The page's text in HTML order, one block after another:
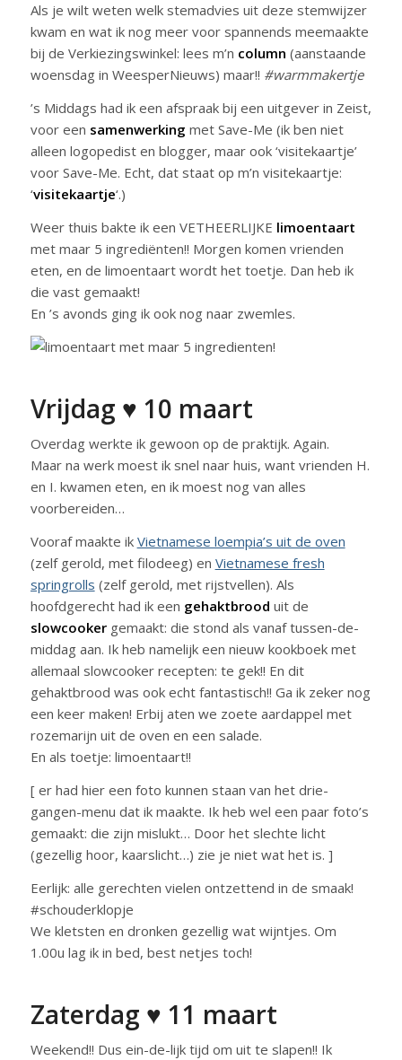
Als je wilt weten welk stemadvies uit deze stemwijzer
kwam en wat ik nog meer voor spannends meemaakte
bij de Verkiezingswinkel: lees m’n column (aanstaande
woensdag in WeesperNieuws) maar!! #warmmakertje
’s Middags had ik een afspraak bij een uitgever in Zeist,
voor een samenwerking met Save-Me (ik ben niet
alleen logopedist en blogger, maar ook ‘visitekaartje’
voor Save-Me. Echt, dat staat op m’n visitekaartje:
‘visitekaartje‘.)
Weer thuis bakte ik een VETHEERLIJKE limoentaart
met maar 5 ingrediënten!! Morgen komen vrienden
eten, en de limoentaart wordt het toetje. Dan heb ik
die vast gemaakt!
En ’s avonds ging ik ook nog naar zwemles.
Vrijdag ♥ 10 maart
Overdag werkte ik gewoon op de praktijk. Again.
Maar na werk moest ik snel naar huis, want vrienden H.
en I. kwamen eten, en ik moest nog van alles
voorbereiden…
Vooraf maakte ik Vietnamese loempia’s uit de oven
(zelf gerold, met filodeeg) en Vietnamese fresh
springrolls (zelf gerold, met rijstvellen). Als
hoofdgerecht had ik een gehaktbrood uit de
slowcookergemaakt: die stond als vanaf tussen-de-
middag aan. Ik heb namelijk een nieuw kookboek met
allemaal slowcooker recepten: te gek!! En dit
gehaktbrood was ook echt fantastisch!! Ga ik zeker nog
een keer maken! Erbij aten we zoete aardappel met
rozemarijn uit de oven en een salade.
En als toetje: limoentaart!!
[ er had hier een foto kunnen staan van het drie-
gangen-menu dat ik maakte. Ik heb wel een paar foto’s
gemaakt: die zijn mislukt… Door het slechte licht
(gezellig hoor, kaarslicht…) zie je niet wat het is. ]
Eerlijk: alle gerechten vielen ontzettend in de smaak!
#schouderklopje
We kletsten en dronken gezellig wat wijntjes. Om
1.00u lag ik in bed, best netjes toch!
Zaterdag ♥ 11 maart
Weekend!! Dus ein-de-lijk tijd om uit te slapen!! Ik